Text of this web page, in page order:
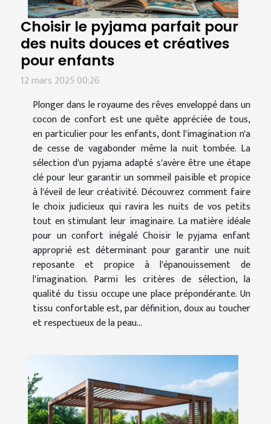
Choisir le pyjama parfait pour
des nuits douces et créatives
pour enfants
12 mars 2025 00:26
Plonger dans le royaume des rêves enveloppé dans un
cocon de confort est une quête appréciée de tous,
en particulier pour les enfants, dont l'imagination n'a
de cesse de vagabonder même la nuit tombée. La
sélection d'un pyjama adapté s'avère être une étape
clé pour leur garantir un sommeil paisible et propice
à l'éveil de leur créativité. Découvrez comment faire
le choix judicieux qui ravira les nuits de vos petits
tout en stimulant leur imaginaire. La matière idéale
pour un confort inégalé Choisir le pyjama enfant
approprié est déterminant pour garantir une nuit
reposante et propice à l'épanouissement de
l'imagination. Parmi les critères de sélection, la
qualité du tissu occupe une place prépondérante. Un
tissu confortable est, par définition, doux au toucher
et respectueux de la peau...